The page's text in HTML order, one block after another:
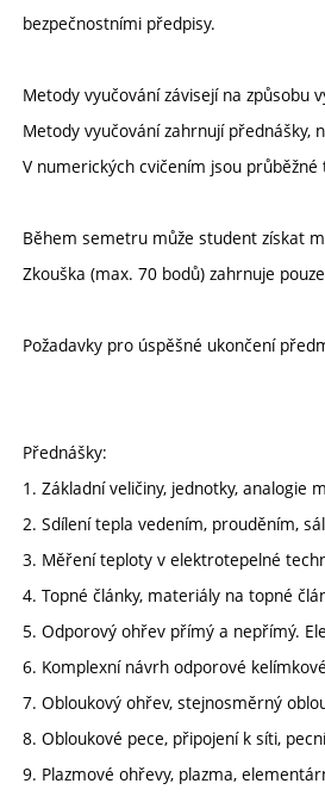
bezpečnostními předpisy.
Metody vyučování závisejí na způsobu
Metody vyučování zahrnují přednášky,
V numerických cvičením jsou průběžné
Během semetru může student získat
Zkouška (max. 70 bodů) zahrnuje
Požadavky pro úspěšné ukončení
Přednášky:
1. Základní veličiny, jednotky,
2. Sdílení tepla vedením, prouděním,
3. Měření teploty v elektrotepelné
4. Topné články, materiály na topné
5. Odporový ohřev přímý a nepřímý.
6. Komplexní návrh odporové
7. Obloukový ohřev, stejnosměrný
8. Obloukové pece, připojení k síti,
9. Plazmové ohřevy, plazma,